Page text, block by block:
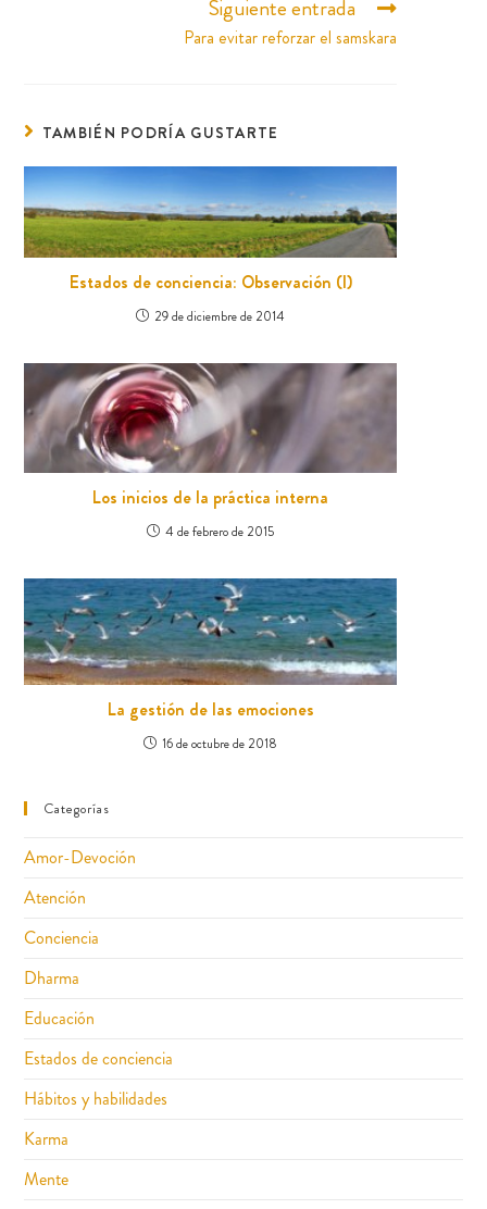
Siguiente entrada
Para evitar reforzar el samskara
TAMBIÉN PODRÍA GUSTARTE
Estados de conciencia: Observación (I)
29 de diciembre de 2014
Los inicios de la práctica interna
4 de febrero de 2015
La gestión de las emociones
16 de octubre de 2018
Categorías
Amor-Devoción
Atención
Conciencia
Dharma
Educación
Estados de conciencia
Hábitos y habilidades
Karma
Mente